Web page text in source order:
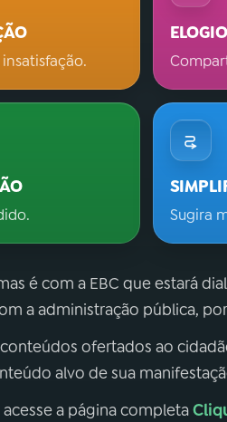
ELOGIO
Sugira
é com a EBC que estará
a administração pública,
ofertados ao
alvo de sua
a página completa